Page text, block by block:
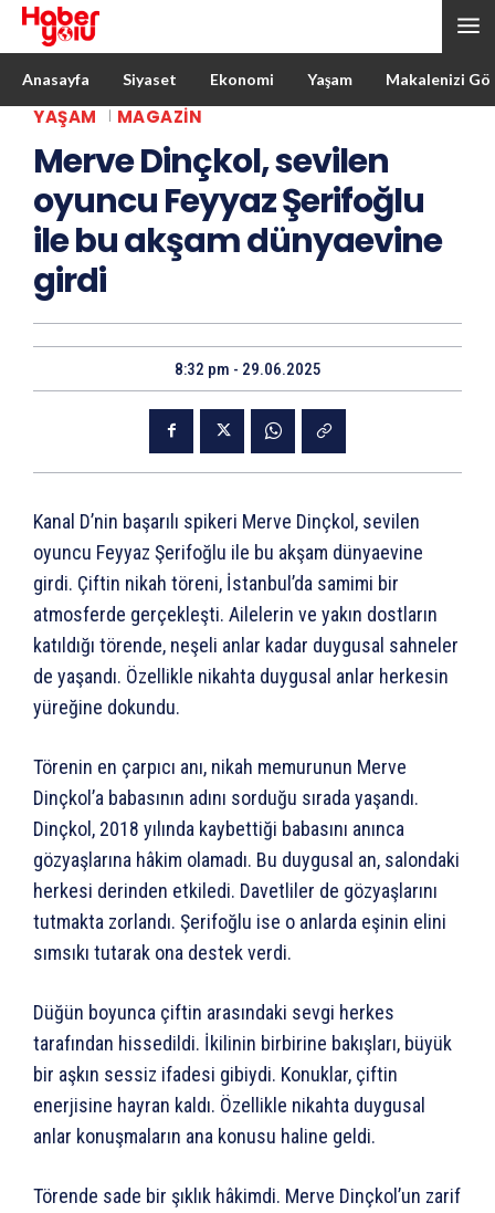
Anasayfa Siyaset Ekonomi Yaşam Makalenizi
YAŞAM MAGAZIN
Merve Dinçkol, sevilen
oyuncu Feyyaz Şerifoğlu
ile bu akşam dünyaevine
girdi
8:32 pm - 29.06.2025
Kanal D’nin başarılı spikeri Merve Dinçkol, sevilen
oyuncu Feyyaz Şerifoğlu ile bu akşam dünyaevine
girdi. Çiftin nikah töreni, İstanbul’da samimi bir
atmosferde gerçekleşti. Ailelerin ve yakın dostların
katıldığı törende, neşeli anlar kadar duygusal sahneler
de yaşandı. Özellikle nikahta duygusal anlar herkesin
yüreğine dokundu.
Törenin en çarpıcı anı, nikah memurunun Merve
Dinçkol’a babasının adını sorduğu sırada yaşandı.
Dinçkol, 2018 yılında kaybettiği babasını anınca
gözyaşlarına hâkim olamadı. Bu duygusal an, salondaki
herkesi derinden etkiledi. Davetliler de gözyaşlarını
tutmakta zorlandı. Şerifoğlu ise o anlarda eşinin elini
sımsıkı tutarak ona destek verdi.
Düğün boyunca çiftin arasındaki sevgi herkes
tarafından hissedildi. İkilinin birbirine bakışları, büyük
bir aşkın sessiz ifadesi gibiydi. Konuklar, çiftin
enerjisine hayran kaldı. Özellikle nikahta duygusal
anlar konuşmaların ana konusu haline geldi.
Törende sade bir şıklık hâkimdi. Merve Dinçkol’un zarif